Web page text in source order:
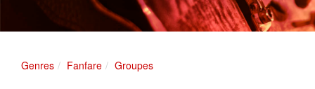
Genres Fanfare Groupes